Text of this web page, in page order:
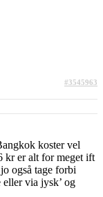
#3545963
koster vel
kr er alt for meget ift
også tage forbi
via jysk’ og